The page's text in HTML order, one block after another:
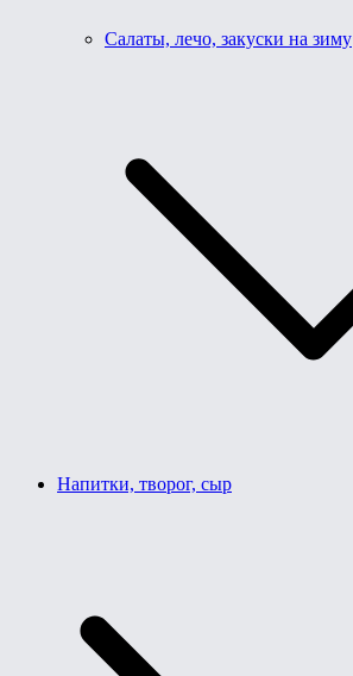
Салаты, лечо, закуски на зиму
Напитки, творог, сыр